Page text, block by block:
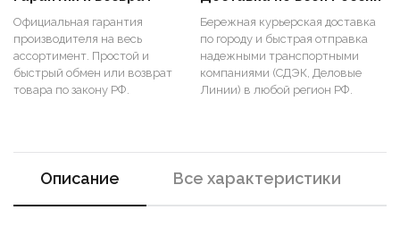
Официальная гарантия
производителя на весь
ассортимент. Простой и
быстрый обмен или возврат
товара по закону РФ.
Бережная курьерская доставка
по городу и быстрая отправка
надежными транспортными
компаниями (СДЭК, Деловые
Линии) в любой регион РФ.
Описание Все характеристики